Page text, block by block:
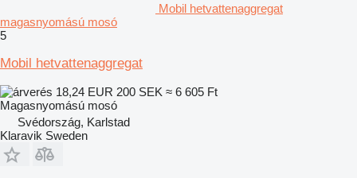
Mobil hetvattenaggregat
magasnyomású mosó
5
Mobil hetvattenaggregat
18,24 EUR 200 SEK ≈ 6 605 Ft
Magasnyomású mosó
Svédország, Karlstad
Klaravik Sweden